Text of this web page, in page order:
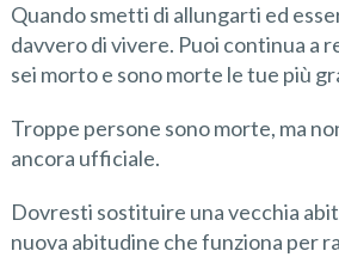
Quando smetti di allungarti ed
davvero di vivere. Puoi continua a
sei morto e sono morte le tue più
Troppe persone sono morte, ma
ancora ufficiale.
Dovresti sostituire una vecchia
nuova abitudine che funziona per